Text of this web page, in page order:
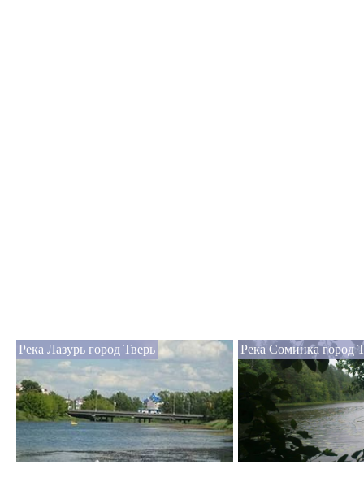
Река Лазурь город Тверь Река Соминка город